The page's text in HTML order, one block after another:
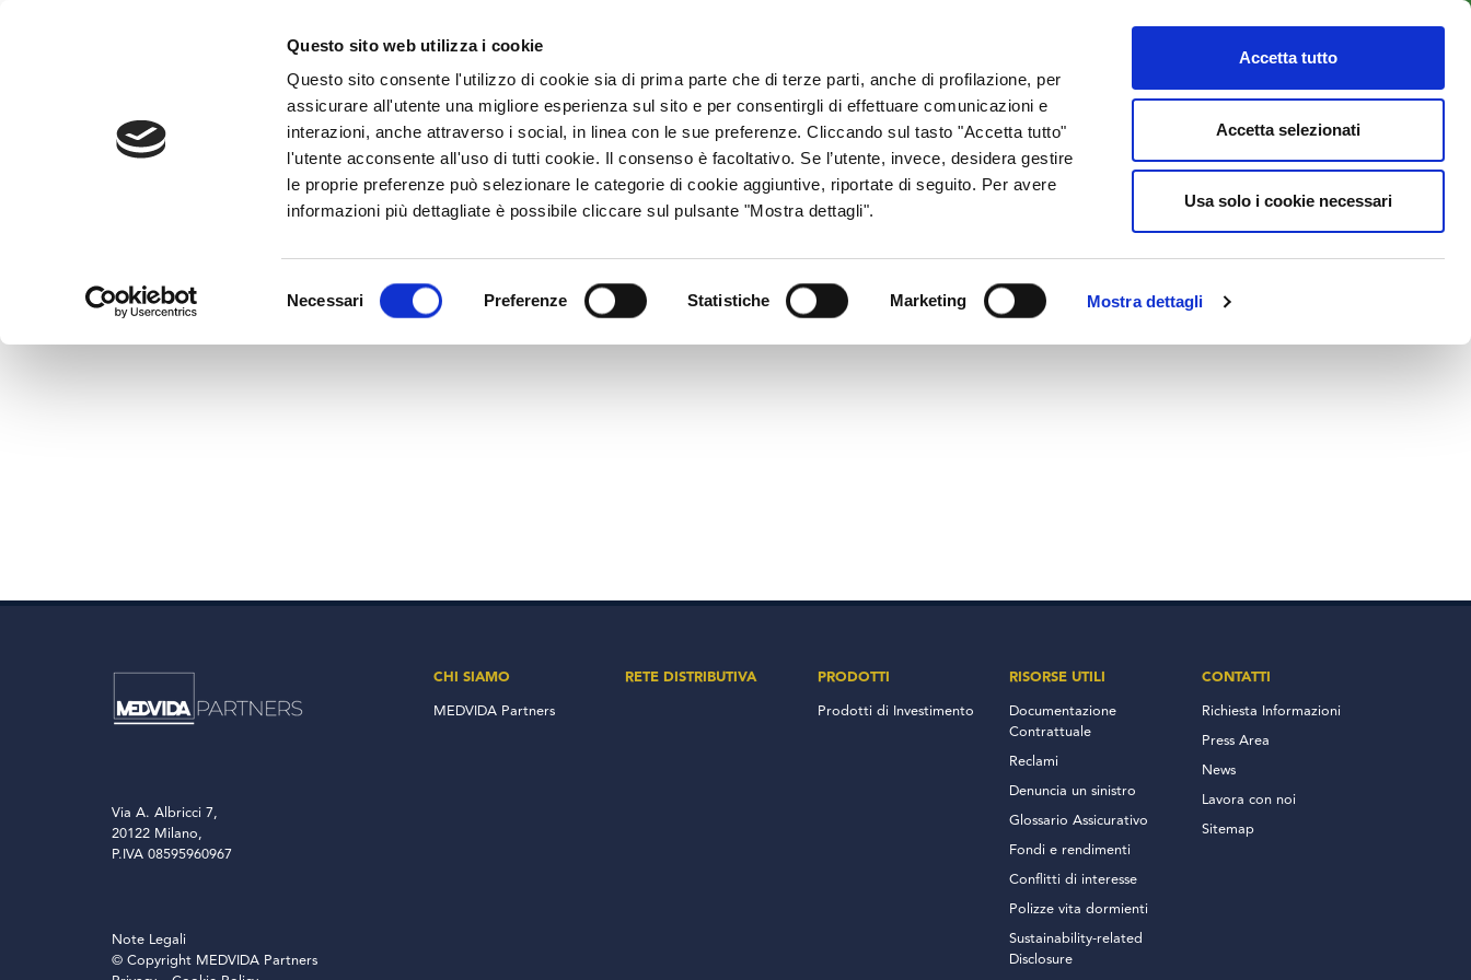
Questo sito web utilizza i cookie
Questo sito consente l'utilizzo di cookie sia di prima parte che di terze parti, anche di profilazione, per
assicurare all'utente una migliore esperienza sul sito e per consentirgli di effettuare comunicazioni e
interazioni, anche attraverso i social, in linea con le sue preferenze. Cliccando sul tasto "Accetta tutto"
l'utente acconsente all'uso di tutti cookie. Il consenso è facoltativo. Se l’utente, invece, desidera gestire
le proprie preferenze può selezionare le categorie di cookie aggiuntive, riportate di seguito. Per avere
informazioni più dettagliate è possibile cliccare sul pulsante "Mostra dettagli".
Necessari Preferenze Statistiche Marketing Mostra dettagli
Accetta tutto
Accetta selezionati
Usa solo i cookie necessari
CHI SIAMO RETE DISTRIBUTIVA PRODOTTI RISORSE UTILI NEWS & BLOG CONTATTI
Home> CiiS Flessibile 5% Bonus
CiiS Flessibile 5% Bonus
Via A. Albricci 7,
20122 Milano,
P.IVA 08595960967
Note Legali
© Copyright MEDVIDA Partners
CHI SIAMO
MEDVIDA Partners
RETE DISTRIBUTIVA PRODOTTI
Prodotti di Investimento
RISORSE UTILI
Documentazione
Contrattuale
Reclami
Denuncia un sinistro
Glossario Assicurativo
Fondi e rendimenti
Conflitti di interesse
Polizze vita dormienti
Sustainability-related
Disclosure
CONTATTI
Richiesta Informazioni
Press Area
News
Lavora con noi
Sitemap